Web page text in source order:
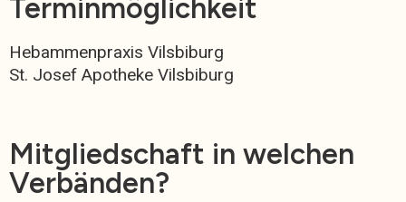
Terminmöglichkeit
Hebammenpraxis Vilsbiburg
St. Josef Apotheke Vilsbiburg
Mitgliedschaft in welchen
Verbänden?